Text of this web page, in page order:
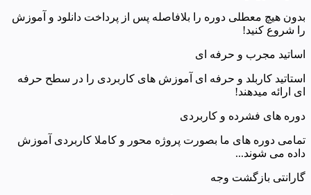
بدون هیچ معطلی دوره را بلافاصله پس از پرداخت دانلود و آموزش
را شروع کنید!
اساتید مجرب و حرفه ای
استاتید کاربلد و حرفه ای آموزش های کاربردی را در سطح حرفه
ای ارائه میدهند!
دوره های فشرده و کاربردی
تمامی دوره های ما بصورت پروژه محور و کاملا کاربردی آموزش
داده می شوند...
گارانتی بازگشت وجه